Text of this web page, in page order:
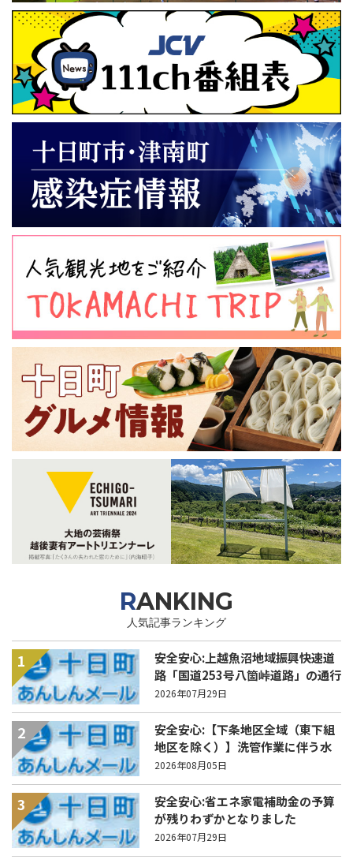
RANKING
人気記事ランキング
1
安全安心:上越魚沼地域振興快速道
路「国道253号八箇峠道路」の通行
規制について
2026年07月29日
2
安全安心:【下条地区全域（東下組
地区を除く）】洗管作業に伴う水
道の濁りの発生について
2026年08月05日
3
安全安心:省エネ家電補助金の予算
が残りわずかとなりました
2026年07月29日